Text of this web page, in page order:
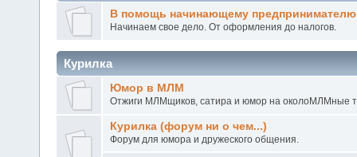
В помощь начинающему предпринимателю
Начинаем свое дело. От оформления до налогов.
Курилка
Юмор в МЛМ
Отжиги МЛМщиков, сатира и юмор на околоМЛМные
Курилка (форум ни о чем...)
Форум для юмора и дружеского общения.